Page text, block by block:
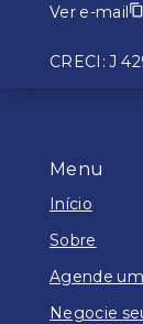
Menu
Início
Sobre
Agende
Negocie
Ver e-mail
CRECI: J